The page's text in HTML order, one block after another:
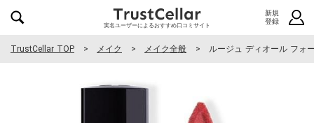
実名ユーザーによるおすすめ口コミサイト
新規
登録
TrustCellar TOP メイク メイク全般 ルージュ ディオール フォ